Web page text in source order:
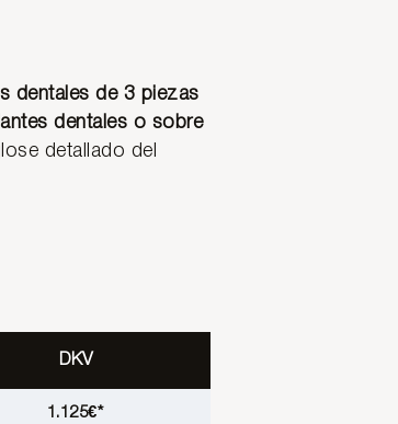
dentales de 3 piezas
dentales o sobre
detallado del
DKV
1.125€*